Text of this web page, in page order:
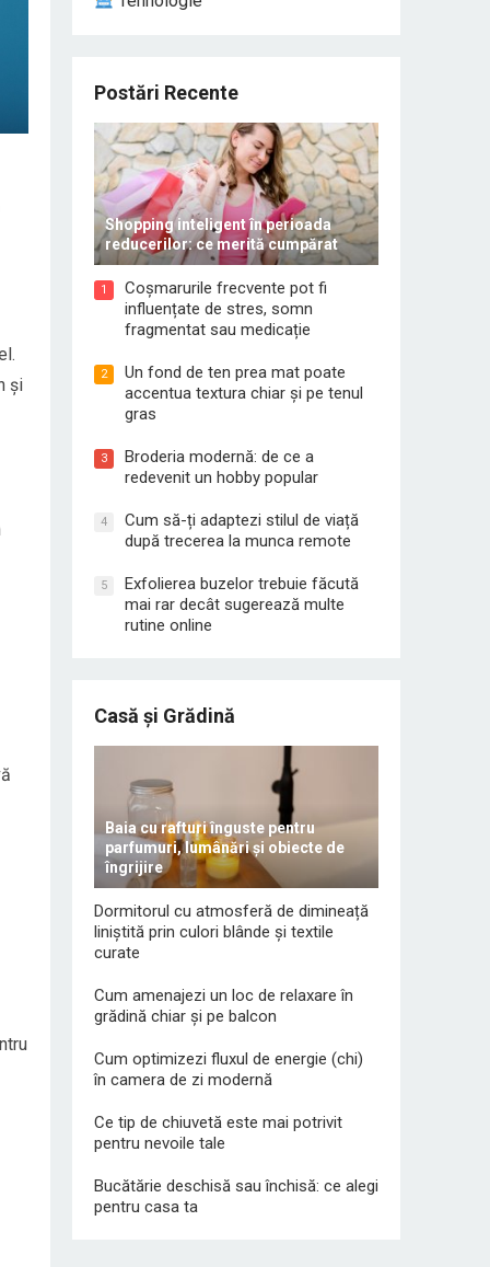
și
Postări Recente
Shopping inteligent în perioada
reducerilor: ce merită cumpărat
1
Coșmarurile frecvente pot fi
influențate de stres, somn
fragmentat sau medicație
2
Un fond de ten prea mat poate
accentua textura chiar și pe tenul
gras
3
Broderia modernă: de ce a
redevenit un hobby popular
4
Cum să-ți adaptezi stilul de viață
după trecerea la munca remote
5
Exfolierea buzelor trebuie făcută
mai rar decât sugerează multe
rutine online
Casă și Grădină
Baia cu rafturi înguste pentru
parfumuri, lumânări și obiecte de
îngrijire
Dormitorul cu atmosferă de dimineață
liniștită prin culori blânde și textile
curate
Cum amenajezi un loc de relaxare în
grădină chiar și pe balcon
Cum optimizezi fluxul de energie (chi)
în camera de zi modernă
Ce tip de chiuvetă este mai potrivit
pentru nevoile tale
Bucătărie deschisă sau închisă: ce alegi
pentru casa ta